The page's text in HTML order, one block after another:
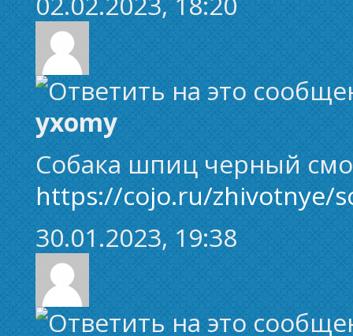
yxomy
Собака шпиц черный
https://cojo.ru/zhivotnye/
30.01.2023, 19:38